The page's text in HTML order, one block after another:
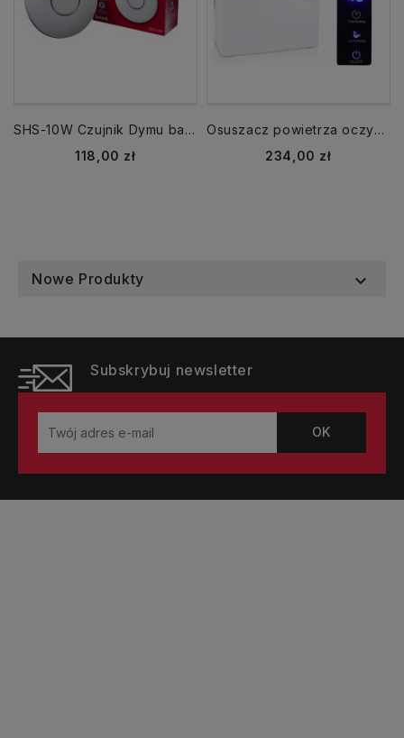
SHS-10W Czujnik Dymu baterie + Wi-Fi żywotność 10 lat SafeMi
Cena
118,00 zł
Osuszacz powietrza oczyszczacz DH-2200 MALTEC biały
Cena
234,00 zł
Nowe Produkty 
Subskrybuj newsletter